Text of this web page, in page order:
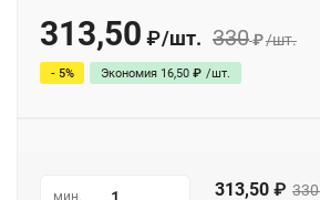
313,50 ₽/шт. 330₽/шт.
- 5% Экономия 16,50 ₽ /шт.
мин.
313,50 ₽ 330